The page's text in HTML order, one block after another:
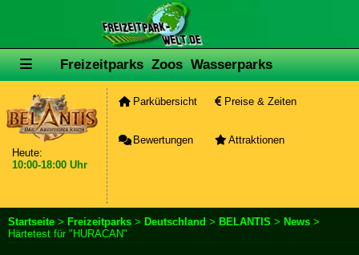
Freizeitparks Zoos Wasserparks
Heute:
10:00-18:00 Uhr
Parkübersicht Preise & Zeiten
Bewertungen Attraktionen
Startseite > Freizeitparks > Deutschland > BELANTIS > News >
Härtetest für "HURACAN"